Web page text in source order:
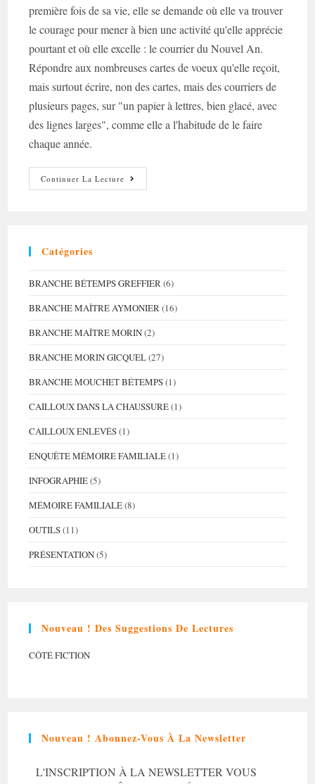
première fois de sa vie, elle se demande où elle va trouver
le courage pour mener à bien une activité qu'elle apprécie
pourtant et où elle excelle : le courrier du Nouvel An.
Répondre aux nombreuses cartes de voeux qu'elle reçoit,
mais surtout écrire, non des cartes, mais des courriers de
plusieurs pages, sur "un papier à lettres, bien glacé, avec
des lignes larges", comme elle a l'habitude de le faire
chaque année.
Continuer La Lecture Les
Voeux
Catégories
BRANCHE BÉTEMPS GREFFIER(6)
BRANCHE MAÎTRE AYMONIER(16)
BRANCHE MAÎTRE MORIN(2)
BRANCHE MORIN GICQUEL(27)
BRANCHE MOUCHET BÉTEMPS(1)
CAILLOUX DANS LA CHAUSSURE(1)
CAILLOUX ENLEVÉS(1)
ENQUÊTE MÉMOIRE FAMILIALE(1)
INFOGRAPHIE(5)
MÉMOIRE FAMILIALE(8)
OUTILS(11)
PRÉSENTATION(5)
Nouveau ! Des Suggestions De Lectures
CÔTÉ FICTION
Nouveau ! Abonnez-Vous À La Newsletter
L'INSCRIPTION À LA NEWSLETTER VOUS